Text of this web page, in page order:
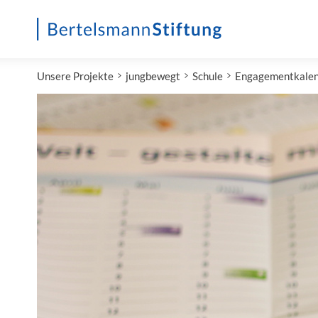
Unsere Projekte jungbewegt Schule